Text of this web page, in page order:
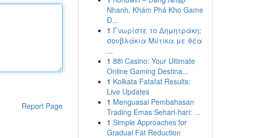
Report Page
Nhanh, Khám Phá Kho Game
Đ...
1 Γνωρίστε το Δημητράκη:
σουβλάκια Μύτικα με θέα
...
1 88i Casino: Your Ultimate
Online Gaming Destina...
1 Kolkata Fatafat Results:
Live Updates
1 Menguasai Pembahasan
Trading Emas Sehari-hari: ...
1 Simple Approaches for
Gradual Fat Reduction